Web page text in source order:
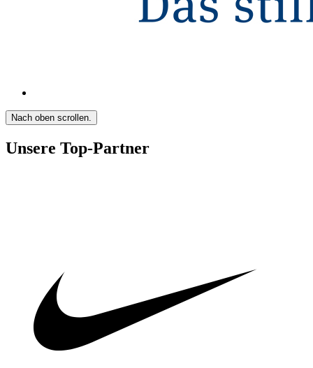
Nach oben scrollen.
Unsere Top-Partner